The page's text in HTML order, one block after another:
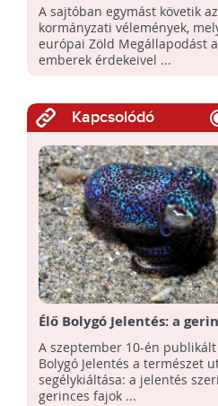
politikájának
A sajtóban egymást követik
kormányzati vélemények,
európai Zöld Megállapodást
emberek érdekeivel ...
Kapcsolódó
Élő Bolygó Jelentés: a
populációi 68 %-kal
A szeptember 10-én publikált
Bolygó Jelentés a természet
segélykiáltása: a jelentés
gerinces fajok ...